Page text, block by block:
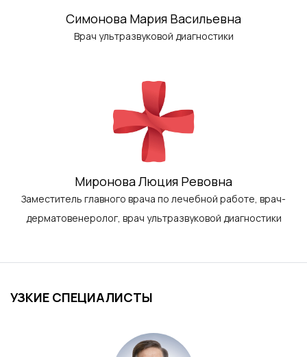
Симонова Мария Васильевна
Врач ультразвуковой диагностики
Миронова Люция Ревовна
Заместитель главного врача по лечебной работе, врач-
дерматовенеролог, врач ультразвуковой диагностики
УЗКИЕ СПЕЦИАЛИСТЫ